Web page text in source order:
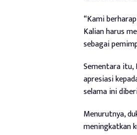
“Kami
Kalian harus
sebagai
Sementara itu,
apresiasi
selama ini
Menurutnya,
meningkatkan